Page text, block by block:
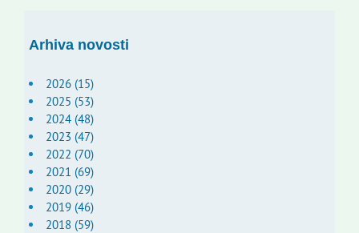
Arhiva novosti
2026 (15)
2025 (53)
2024 (48)
2023 (47)
2022 (70)
2021 (69)
2020 (29)
2019 (46)
2018 (59)